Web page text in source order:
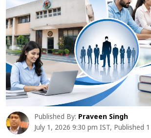
Published By: Praveen Singh
July 1, 2026 9:30 pm IST, Published